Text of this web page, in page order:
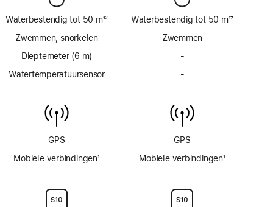
Waterbestendig tot 50 m12
Zwemmen, snorkelen
Dieptemeter (6 m)
Watertemperatuursensor
GPS
Mobiele verbindingen1
Waterbestendig tot 50 m17
Zwemmen
-
-
GPS
Mobiele verbindingen1